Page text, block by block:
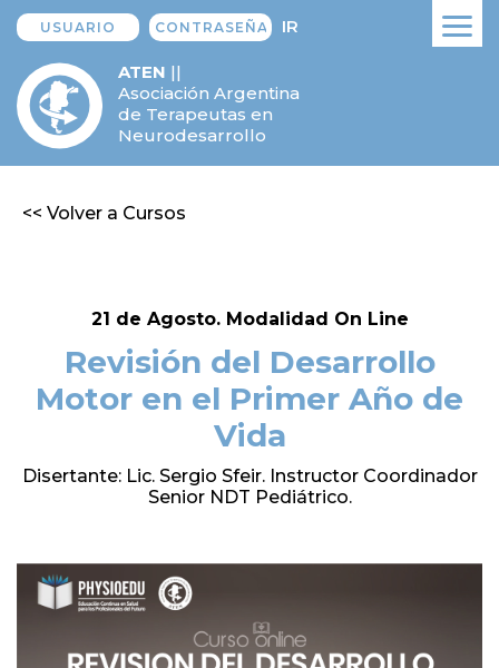
IR
ATEN ||
Asociación Argentina
de Terapeutas en
Neurodesarrollo
<< Volver a Cursos
21 de Agosto. Modalidad On Line
Revisión del Desarrollo
Motor en el Primer Año de
Vida
Disertante: Lic. Sergio Sfeir. Instructor Coordinador
Senior NDT Pediátrico.